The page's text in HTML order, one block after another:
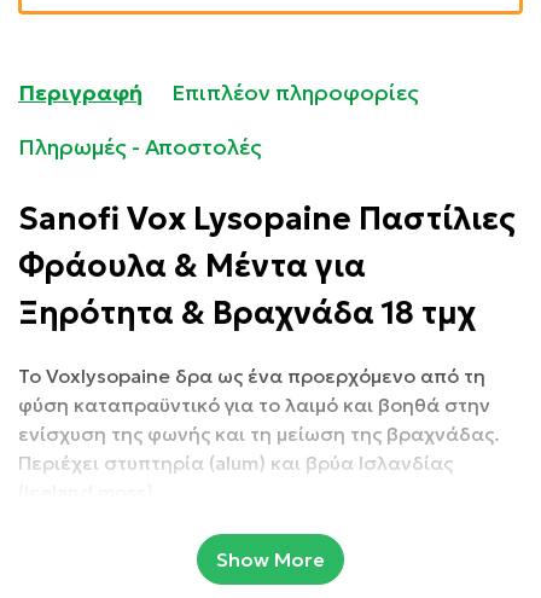
Περιγραφή
Επιπλέον πληροφορίες
Πληρωμές - Αποστολές
Sanofi Vox Lysopaine Παστίλιες
Φράουλα & Μέντα για
Ξηρότητα & Βραχνάδα 18 τμχ
Το Voxlysopaine δρα ως ένα προερχόμενο από τη
φύση καταπραϋντικό για το λαιμό και βοηθά στην
ενίσχυση της φωνής και τη μείωση της βραχνάδας.
Περιέχει στυπτηρία (alum) και βρύα Ισλανδίας
Συσκευασία: 18 τεμάχιαShow More